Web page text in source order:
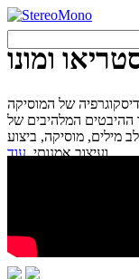
ומונו
של המוסיקה
המלהיבים של
מוסיקה, ביצוע
ועיצוב אמנותי.עוד...